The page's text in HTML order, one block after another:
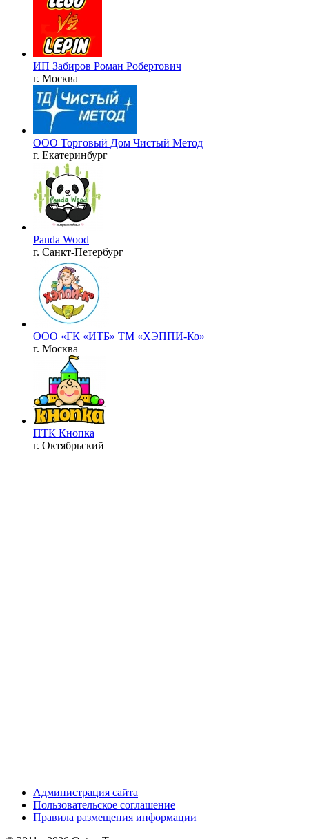
ИП Забиров Роман Робертович
г. Москва
ООО Торговый Дом Чистый Метод
г. Екатеринбург
Panda Wood
г. Санкт-Петербург
ООО «ГК «ИТБ» ТМ «ХЭППИ-Ко»
г. Москва
ПТК Кнопка
г. Октябрьский
Администрация сайта
Пользовательское соглашение
Правила размещения информации